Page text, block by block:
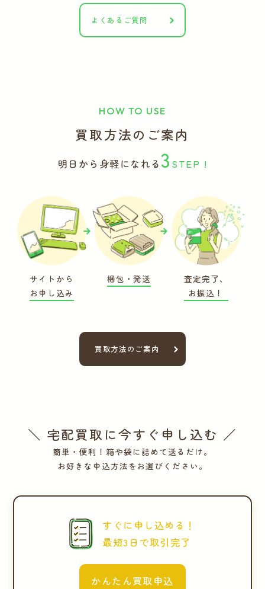
よくあるご質問
HOW TO USE
買取方法のご案内
明日から身軽になれる 3 STEP !
サイトから
お申し込み
梱包・発送
査定完了、
お振込！
買取方法のご案内
＼ 宅配買取に今すぐ申し込む ／
簡単・便利！箱や袋に詰めて送るだけ。
お好きな申込方法をお選びください。
すぐに申し込める！
最短3日で取引完了
かんたん買取申込